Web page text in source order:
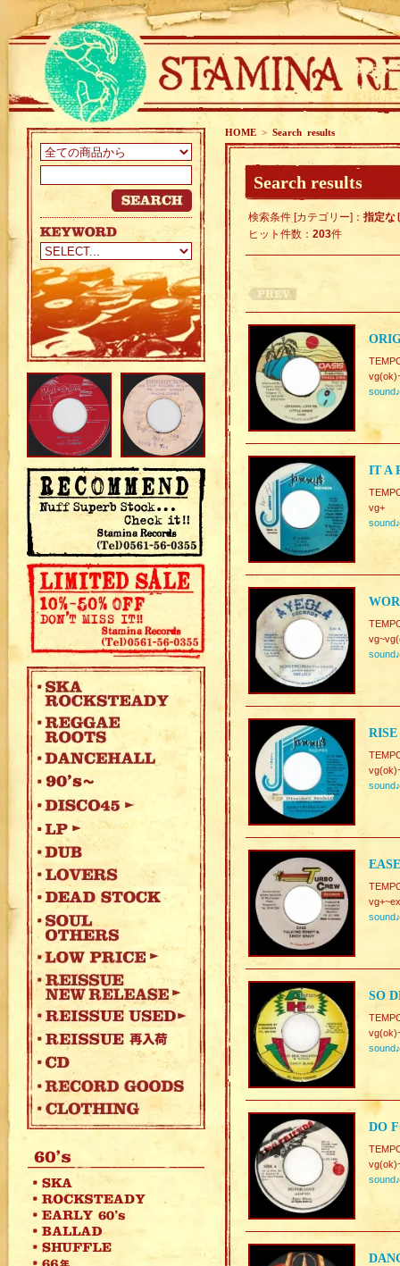
HOME > Search results
Search results
検索条件 [カテゴリー]： 指定な
ヒット件数： 203件
sound♪
IT A
vg+
sound♪
sound♪
sound♪
sound♪
SO
sound♪
DO
sound♪